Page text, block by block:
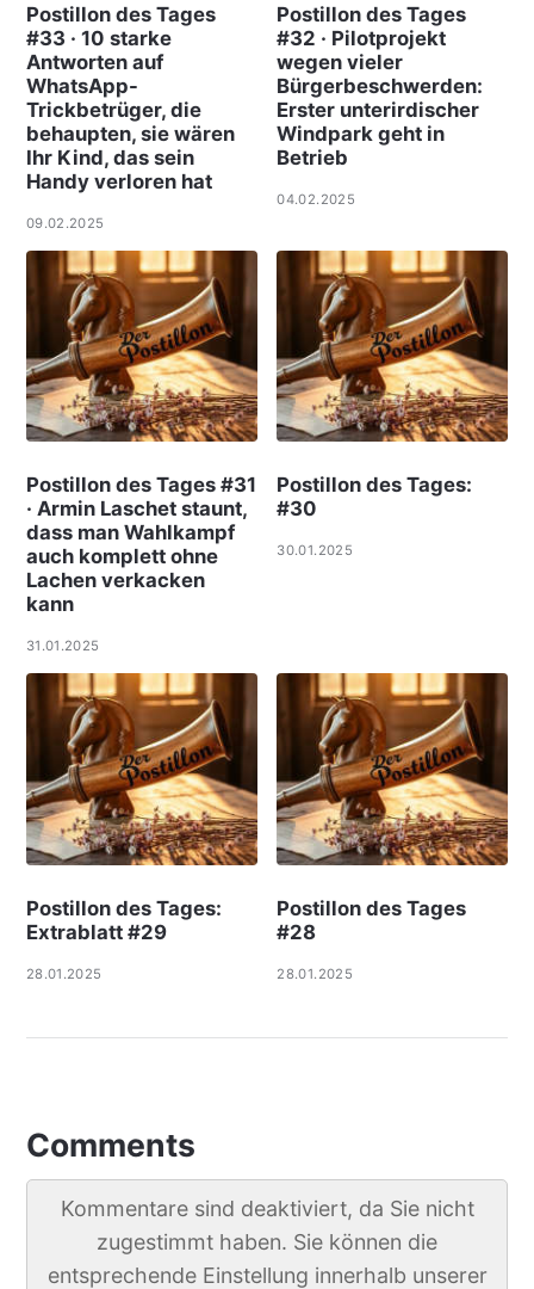
Postillon des Tages
#33 · 10 starke
Antworten auf
WhatsApp-
Trickbetrüger, die
behaupten, sie wären
Ihr Kind, das sein
Handy verloren hat
09.02.2025
Postillon des Tages
#32 · Pilotprojekt
wegen vieler
Bürgerbeschwerden:
Erster unterirdischer
Windpark geht in
Betrieb
04.02.2025
Postillon des Tages #31
· Armin Laschet staunt,
dass man Wahlkampf
auch komplett ohne
Lachen verkacken
kann
31.01.2025
Postillon des Tages:
#30
30.01.2025
Postillon des Tages:
Extrablatt #29
28.01.2025
Postillon des Tages
#28
28.01.2025
Comments
Kommentare sind deaktiviert, da Sie nicht
zugestimmt haben. Sie können die
entsprechende Einstellung innerhalb unserer